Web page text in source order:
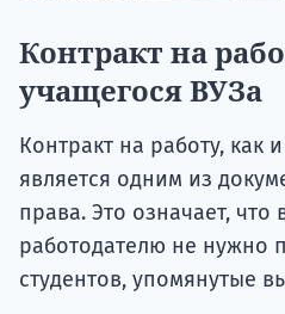
Контракт на
учащегося ВУЗа
Контракт на работу, как
является одним из
права. Это означает, что
работодателю не нужно
студентов, упомянутые